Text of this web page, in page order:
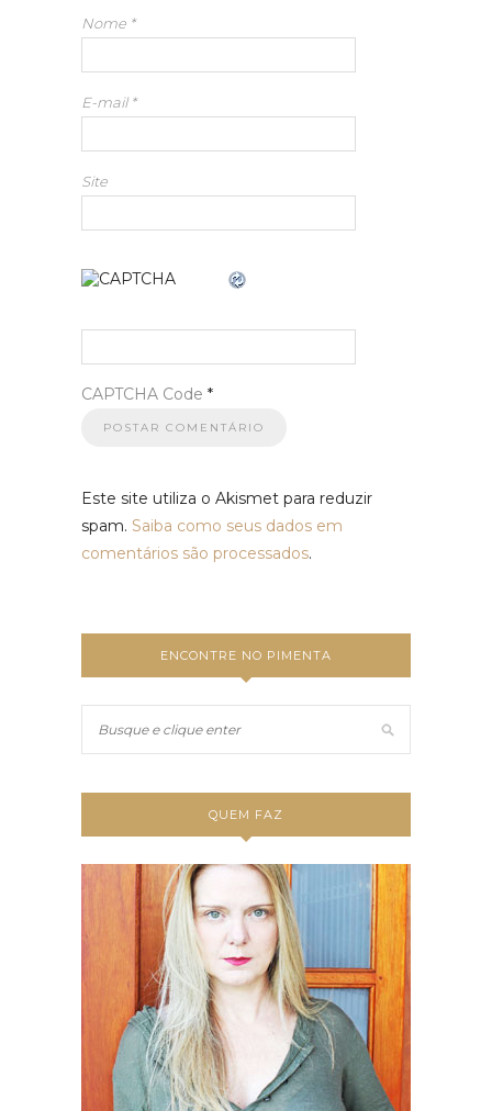
Nome *
E-mail*
Site
CAPTCHA Code *
Este site utiliza o Akismet para reduzir
spam. Saiba como seus dados em
comentários são processados.
ENCONTRE NO PIMENTA
QUEM FAZ